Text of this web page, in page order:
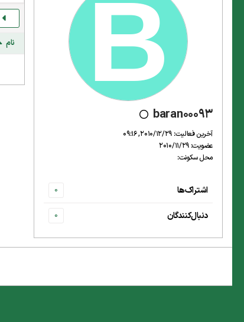
baran00093
آخرین فعالیت: 2010/12/29, 09:16
عضویت: 2010/11/29
محل سکونت:
اشتراک‌ها 0
دنبال‌کنندگان 0
نام